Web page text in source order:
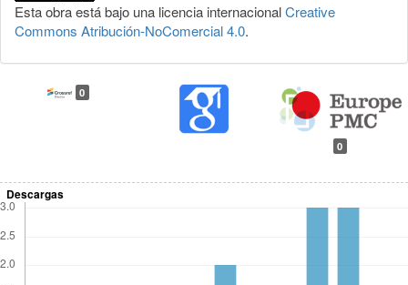
Esta obra está bajo una licencia internacionalCreative
Commons Atribución-NoComercial 4.0.
0
0
Descargas